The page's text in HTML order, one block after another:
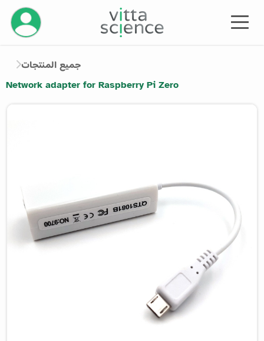
إدارة
جميع المنتجات
Network adapter for Raspberry Pi Zero